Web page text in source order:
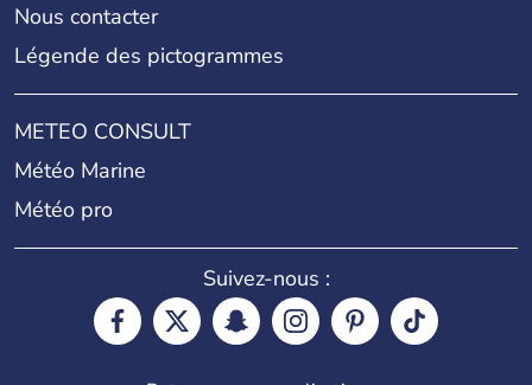
Nous contacter
Légende des pictogrammes
METEO CONSULT
Météo Marine
Météo pro
Suivez-nous :